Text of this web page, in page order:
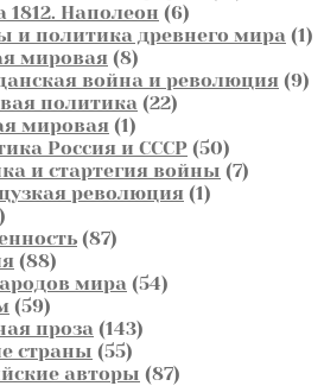
1812. Наполеон 66
товаров
и политика древнего мира 11
мировая 88
товаров
война и революция 99
политика 2222
мировая 11
товар
Россия и СССР 5050
товаров
и стартегия войны 77
революция 11
8787
8888
товаров
мира 5454
5959
товаров
проза 143143
страны 5555
товаров
авторы 8787